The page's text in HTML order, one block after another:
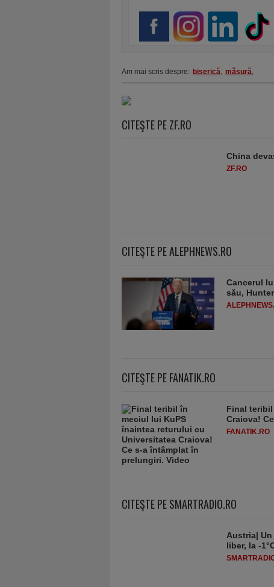
Am mai scris despre: biserică, măsură,
CITEŞTE PE ZF.RO
China
ZF.RO
CITEŞTE PE ALEPHNEWS.RO
Cancerul
său,
CITEŞTE PE FANATIK.RO
Final
Craiova!
FANATIK.RO
CITEŞTE PE SMARTRADIO.RO
Austria|
liber, la -